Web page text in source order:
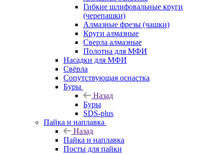
Гибкие шлифовальные круги
(черепашки)
Алмазные фрезы (чашки)
Круги алмазные
Сверла алмазные
Полотна для МФИ
Насадки для МФИ
Свёрла
Сопутствующая оснастка
Буры
Назад
Буры
SDS-plus
Пайка и наплавка
Назад
Пайка и наплавка
Посты для пайки